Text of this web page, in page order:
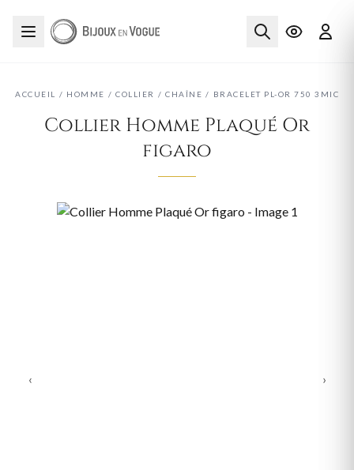
ACCUEIL / HOMME / COLLIER / CHAÎNE / BRACELET PL-OR 750 3MIC
Collier Homme Plaqué Or
figaro
‹ ›